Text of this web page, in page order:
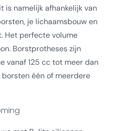
is namelijk afhankelijk van
je lichaamsbouw en
Het perfecte volume
Borstprotheses zijn
vanaf 125 cc tot meer dan
één of meerdere